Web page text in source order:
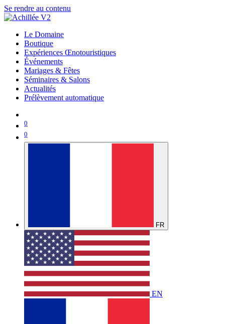
Se rendre au contenu
Le Domaine
Boutique
Expériences Œnotouristiques
Événements
Mariages & Fêtes
Séminaires & Salons
Actualités
Prélèvement automatique
0
0
FR
EN